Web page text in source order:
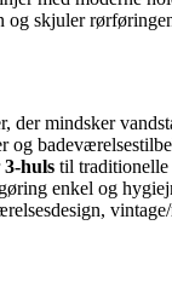
skjuler
der mindsker
og
3-huls til
enkel og